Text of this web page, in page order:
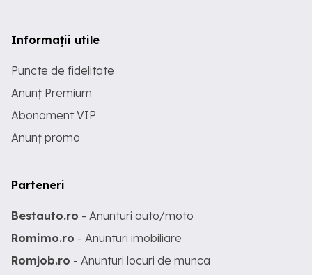
Informații utile
Puncte de fidelitate
Anunț Premium
Abonament VIP
Anunț promo
Parteneri
Bestauto.ro - Anunturi auto/moto
Romimo.ro - Anunturi imobiliare
Romjob.ro - Anunturi locuri de munca